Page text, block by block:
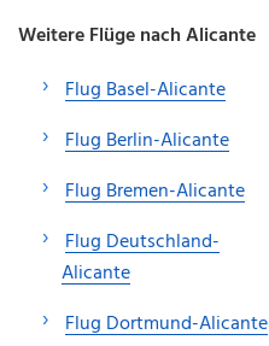
Weitere Flüge nach Alicante
Flug Basel-Alicante
Flug Berlin-Alicante
Flug Bremen-Alicante
Flug Deutschland-
Alicante
Flug Dortmund-Alicante